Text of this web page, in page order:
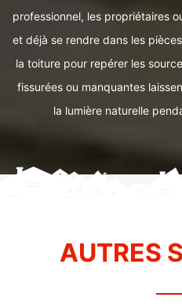
professionnel, les propriétaires
et déjà se rendre dans les
la toiture pour repérer les
fissurées ou manquantes
la lumière naturelle
AUTRES